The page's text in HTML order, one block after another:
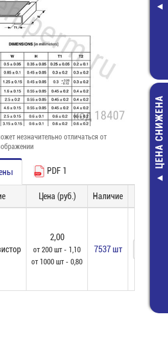
(0,80м)
зеленый (12В,
м)
ЦЕНА СНИЖЕНА
незначительно отличаться от
PDF 1
Цена (руб.) Наличие
2,00
от 200 шт - 1,10
от 1000 шт - 0,80
7537 шт